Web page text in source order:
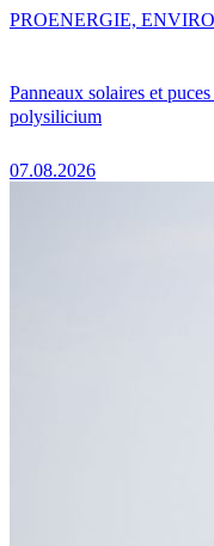
Panneaux solaires et
polysilicium
07.08.2026
PROENERGIE,